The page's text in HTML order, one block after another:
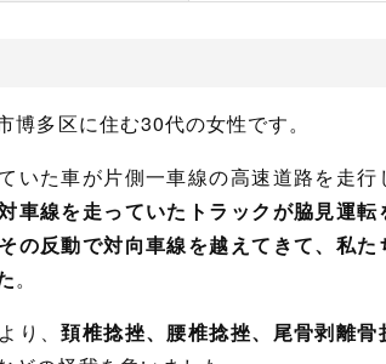
博多区に住む30代の女性です。
いた車が片側一車線の高速道路を走行
車線を走っていたトラックが脇見運転
の反動で対向車線を越えてきて、私た
。
り、頚椎捻挫、腰椎捻挫、尾骨剥離骨